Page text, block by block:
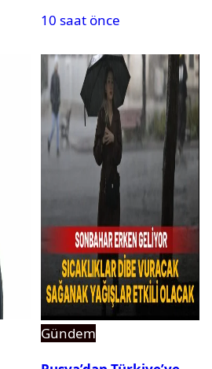
Kurumu duyurdu
10 saat önce
Gündem